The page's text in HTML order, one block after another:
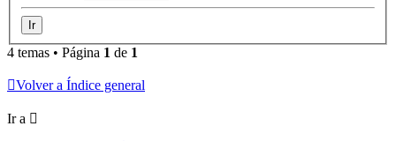
4 temas • Página 1 de 1
Volver a Índice general
Ir a